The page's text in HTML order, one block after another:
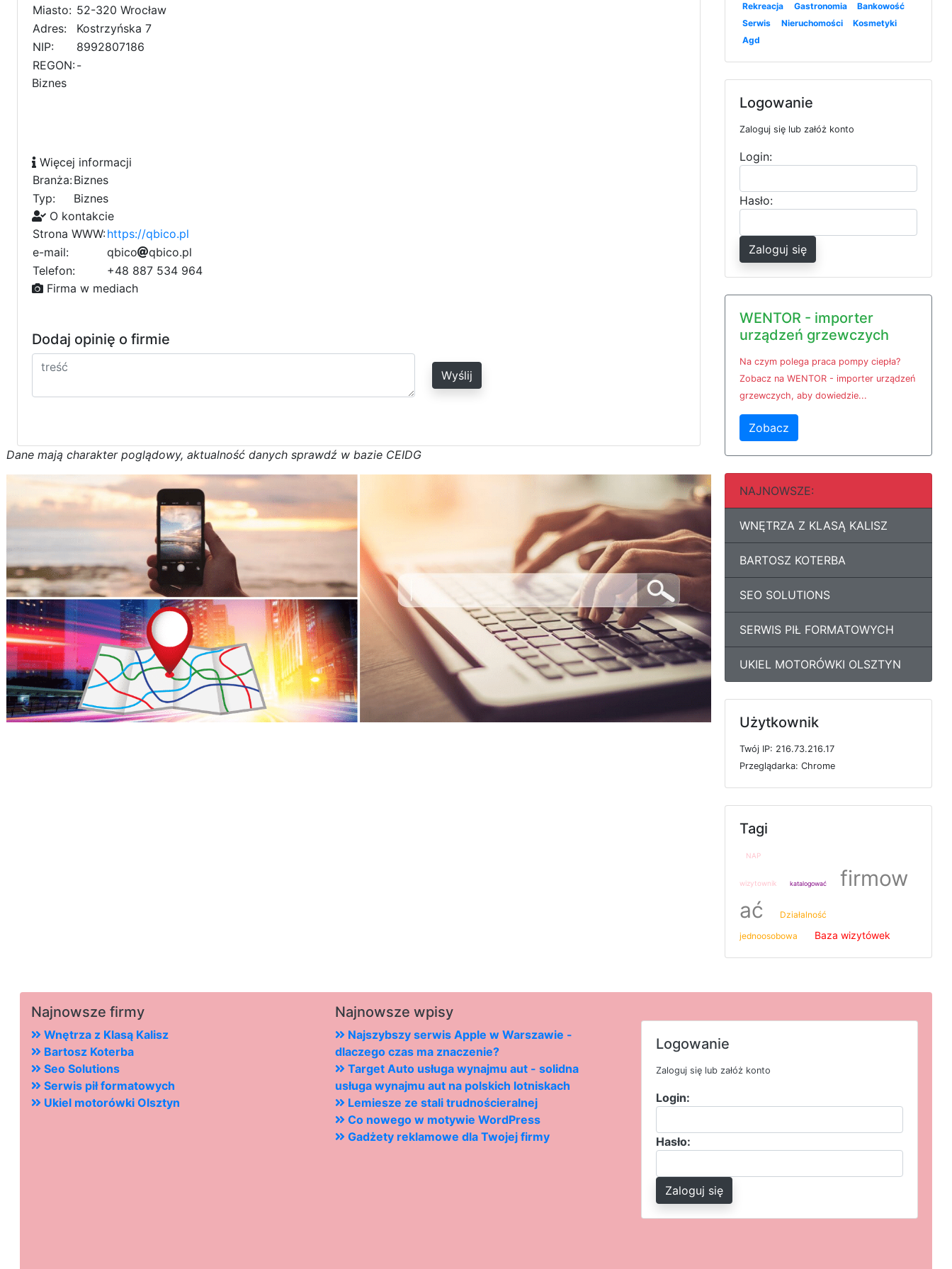
Miasto: 52-320 Wrocław
Adres:
Kostrzyńska 7
NIP:
8992807186
REGON:-
Biznes
Więcej informacji
Branża:Biznes
Typ:
Biznes
O kontakcie
Strona WWW:https://qbico.pl
e-mail:
qbic1
b
7
o qd
bico5
2
.p9l
Telefon:
+48 887 534 964
Firma w mediach
Dodaj opinię o firmie
Wyślij
Dane mają charakter poglądowy, aktualność danych sprawdź w bazie CEIDG
Rekreacja Gastronomia
Bankowość
Serwis
Nieruchomości
Kosmetyki
Agd
Logowanie
Zaloguj się lub załóż konto
Login:
Hasło:
Zaloguj się
WENTOR - importer
urządzeń grzewczych
Na czym polega praca pompy ciepła?
Zobacz na WENTOR - importer urządzeń
grzewczych, aby dowiedzie...
Zobacz
NAJNOWSZE:
WNĘTRZA Z KLASĄ KALISZ
BARTOSZ KOTERBA
SEO SOLUTIONS
SERWIS PIŁ FORMATOWYCH
UKIEL MOTORÓWKI OLSZTYN
Użytkownik
Twój IP: 216.73.216.17
Przeglądarka: Chrome
Tagi
NAP
wizytownik katalogować
firmow
ać
Działalność
jednoosobowa
Baza wizytówek
Najnowsze firmy
Wnętrza z Klasą Kalisz
Bartosz Koterba
Seo Solutions
Serwis pił formatowych
Ukiel motorówki Olsztyn
Najnowsze wpisy
Najszybszy serwis Apple w Warszawie -
dlaczego czas ma znaczenie?
Target Auto usługa wynajmu aut - solidna
usługa wynajmu aut na polskich lotniskach
Lemiesze ze stali trudnościeralnej
Co nowego w motywie WordPress
Gadżety reklamowe dla Twojej firmy
Logowanie
Zaloguj się lub załóż konto
Login:
Hasło:
Zaloguj się